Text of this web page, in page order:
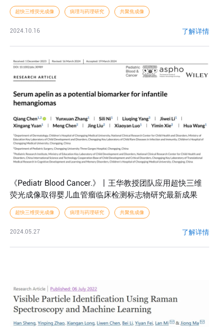
胶束
超快三维荧光成像 病理与药理研究 共聚焦成像
2024.10.16 了解详情
《Pediatr Blood Cancer.》丨王华教授团队应用超快三维
荧光成像取得婴儿血管瘤临床检测标志物研究最新成果
超快三维荧光成像 病理与药理研究 共聚焦成像
2024.05.27 了解详情